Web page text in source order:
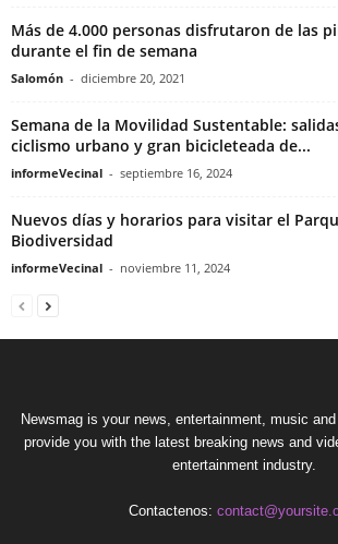
Más de 4.000 personas disfrutaron de las
durante el fin de semana
Salomón - diciembre 20, 2021
Semana de la Movilidad Sustentable:
ciclismo urbano y gran bicicleteada de...
informeVecinal - septiembre 16, 2024
Nuevos días y horarios para visitar el
Biodiversidad
informeVecinal - noviembre 11, 2024
Newsmag is your news, entertainment, music
provide you with the latest breaking news and
entertainment industry.
Contactenos: